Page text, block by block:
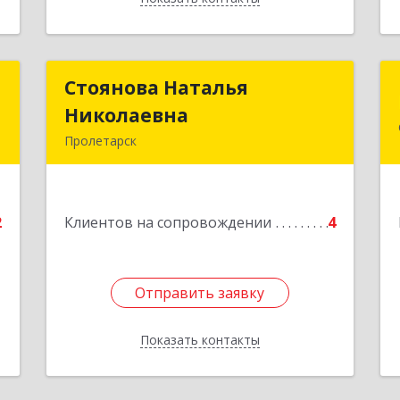
Стоянова Наталья
Николаевна
Пролетарск
Клиентов на сопровождении 4
Отправить заявку
Показать контакты
Стоянова Наталья
Отправить заявку
Назад